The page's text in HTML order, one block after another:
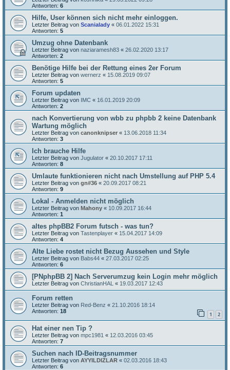
Antworten: 6
Hilfe, User können sich nicht mehr einloggen.
Letzter Beitrag von Scanialady « 06.01.2022 15:31
Antworten: 5
Umzug ohne Datenbank
Letzter Beitrag von naziaramesh83 « 26.02.2020 13:17
Antworten: 2
Benötige Hilfe bei der Rettung eines 2er Forum
Letzter Beitrag von wernerz « 15.08.2019 09:07
Antworten: 5
Forum updaten
Letzter Beitrag von IMC « 16.01.2019 20:09
Antworten: 2
nach Konvertierung von wbb zu phpbb 2 keine Datenbank
Wartung möglich
Letzter Beitrag von canonknipser « 13.06.2018 11:34
Antworten: 3
Ich brauche Hilfe
Letzter Beitrag von Jugulator « 20.10.2017 17:11
Antworten: 8
Umlaute funktionieren nicht nach Umstellung auf PHP 5.4
Letzter Beitrag von gn#36 « 20.09.2017 08:21
Antworten: 9
Lokal - Anmelden nicht möglich
Letzter Beitrag von Mahony « 10.09.2017 16:44
Antworten: 1
altes phpBB2 Forum futsch - was tun?
Letzter Beitrag von Tastenplayer « 15.04.2017 14:09
Antworten: 4
Alte Liebe rostet nicht Bezug Aussehen und Style
Letzter Beitrag von Babs44 « 27.03.2017 02:25
Antworten: 6
[PNphpBB 2] Nach Serverumzug kein Login mehr möglich
Letzter Beitrag von ChristianHAL « 19.03.2017 12:43
Forum retten
Letzter Beitrag von Red-Benz « 21.10.2016 18:14
Antworten: 18 1 2
Hat einer nen Tip ?
Letzter Beitrag von mpc1981 « 12.03.2016 03:45
Antworten: 7
Suchen nach ID-Beitragsnummer
Letzter Beitrag von AYYILDIZLAR « 02.03.2016 18:43
Antworten: 6